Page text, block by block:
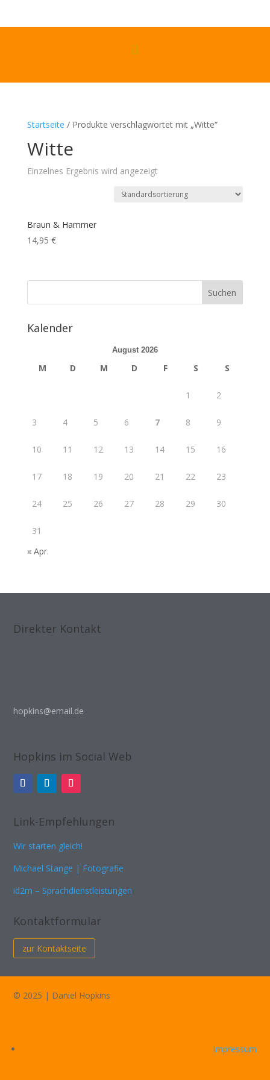
Startseite / Produkte verschlagwortet mit „Witte“
Witte
Einzelnes Ergebnis wird angezeigt
Braun & Hammer
14,95 €
Kalender
August 2026
M D M D F S S
1 2
3 4 5 6 7 8 9
10 11 12 13 14 15 16
17 18 19 20 21 22 23
24 25 26 27 28 29 30
31
« Apr.
Direkter Kontakt
hopkins@email.de
Hopkins im Social Web
Link-Empfehlungen
Wir starten gleich!
Michael Stange | Fotografie
id2m – Sprachdienstleistungen
Kontaktformular
zur Kontaktseite
© 2025 | Daniel Hopkins
Impressum